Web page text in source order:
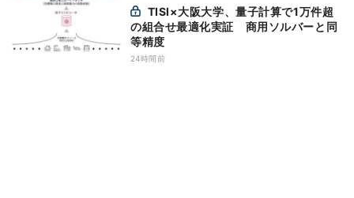
の組合せ最適化実証 商用ソルバーと同
等精度
24時間前